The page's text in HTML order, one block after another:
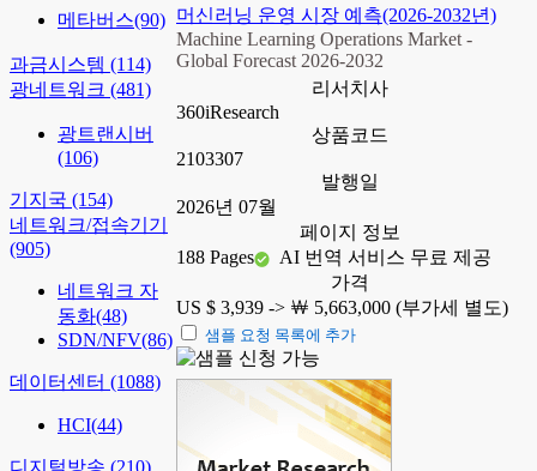
메타버스(90)
과금시스템 (114)
광네트워크 (481)
광트랜시버
(106)
기지국 (154)
네트워크/접속기기
(905)
네트워크 자
동화(48)
SDN/NFV(86)
데이터센터 (1088)
HCI(44)
디지털방송 (210)
머신러닝 운영 시장 예측(2026-2032년)
Machine Learning Operations Market -
Global Forecast 2026-2032
리서치사
360iResearch
상품코드
2103307
발행일
2026년 07월
페이지 정보
188 Pages
AI 번역 서비스 무료 제공
가격
US $ 3,939 -> ￦ 5,663,000 (부가세 별도)
샘플 요청 목록에 추가